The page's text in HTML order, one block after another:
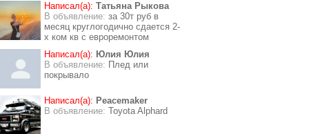
Написал(а): Татьяна Рыкова
В объявление: за 30т руб в
месяц круглогодично сдается 2-
х ком кв с евроремонтом
Написал(а): Юлия Юлия
В объявление: Плед или
покрывало
Написал(а): Peacemaker
В объявление: Toyota Alphard